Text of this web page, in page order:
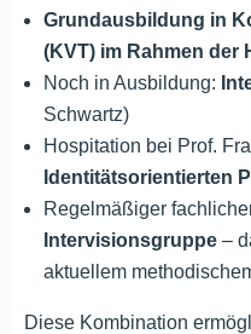
Grundausbildung in
(KVT) im Rahmen der
Noch in Ausbildung:
Schwartz)
Hospitation bei Prof.
Identitätsorientierten
Regelmäßiger
Intervisionsgruppe –
aktuellem
Diese Kombination